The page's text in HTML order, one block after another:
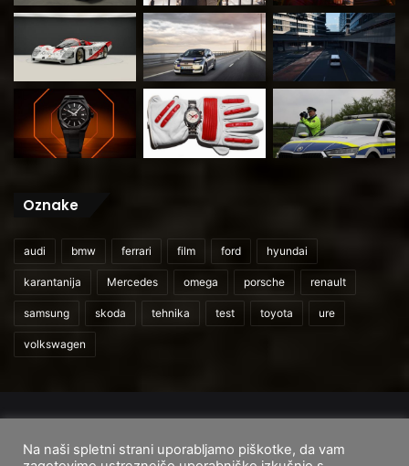
Oznake
audi bmw ferrari film ford hyundai
karantanija Mercedes omega porsche renault
samsung skoda tehnika test toyota ure
volkswagen
Domov
O nas Cenik storitev Pogoji uporabe
Na naši spletni strani uporabljamo piškotke, da vam